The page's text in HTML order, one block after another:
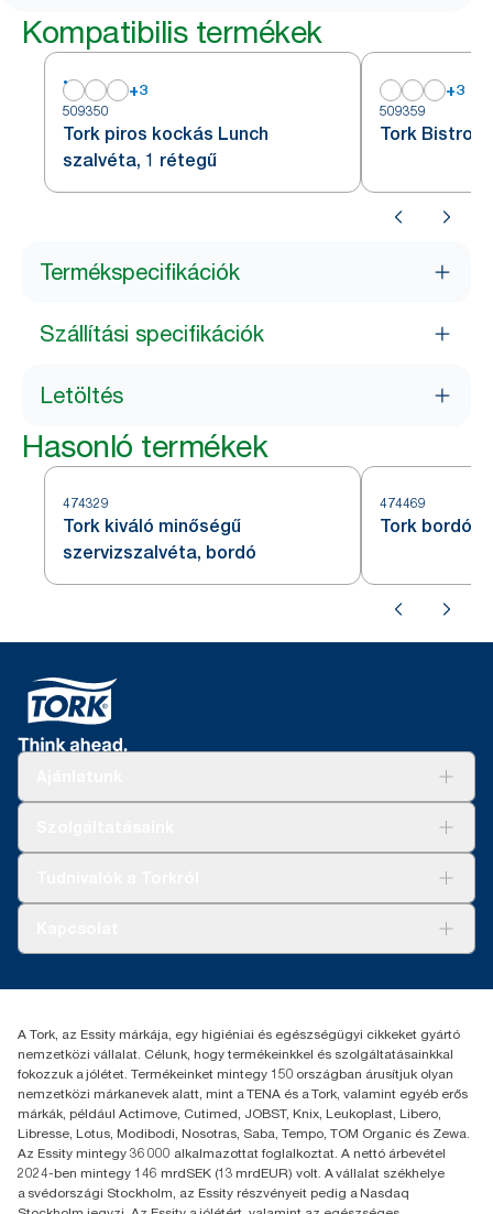
Kompatibilis termékek
+3
509350
Tork piros kockás Lunch
szalvéta, 1 rétegű
+3
509359
Tork Bistro
Termékspecifikációk
Szállítási specifikációk
Letöltés
Hasonló termékek
474329
Tork kiváló minőségű
szervizszalvéta, bordó
474469
Tork bordó
+36 1 392 2176
H-1021 Budapest
Budakeszi út 51.
A Tork, az Essity márkája, egy higiéniai és egészségügyi cikkeket gyártó
nemzetközi vállalat. Célunk, hogy termékeinkkel és szolgáltatásainkkal
fokozzuk a jólétet. Termékeinket mintegy 150 országban árusítjuk olyan
nemzetközi márkanevek alatt, mint a TENA és a Tork, valamint egyéb erős
márkák, például Actimove, Cutimed, JOBST, Knix, Leukoplast, Libero,
Libresse, Lotus, Modibodi, Nosotras, Saba, Tempo, TOM Organic és Zewa.
Az Essity mintegy 36 000 alkalmazottat foglalkoztat. A nettó árbevétel
2024-ben mintegy 146 mrdSEK (13 mrdEUR) volt. A vállalat székhelye
a svédországi Stockholm, az Essity részvényeit pedig a Nasdaq